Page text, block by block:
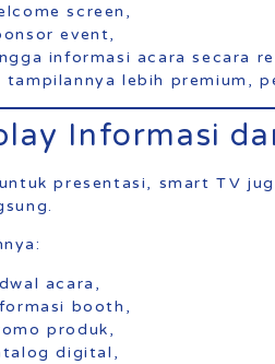
screen,
event,
informasi acara secara
tampilannya lebih premium,
Informasi
presentasi, smart TV
acara,
booth,
produk,
digital,